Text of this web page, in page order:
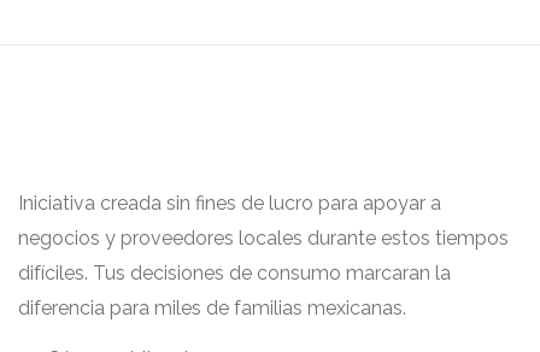
Iniciativa creada sin fines de lucro para apoyar a
negocios y proveedores locales durante estos tiempos
difíciles. Tus decisiones de consumo marcaran la
diferencia para miles de familias mexicanas.